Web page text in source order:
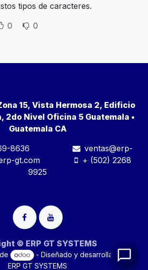
tipos de caracteres.
0 0
15, Vista Hermosa 2, Edificio
2do Nivel Oficina 5 Guatemala •
Guatemala CA
8636
ventas@erp-
gt.com
+ (502) 2268
9925
© ERP GT SYSTEMS
- Diseñado y desarrollado por
ERP GT SYSTEMS